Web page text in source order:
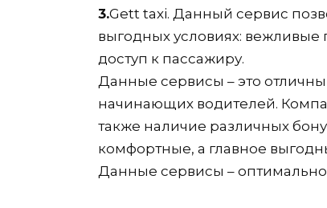
3.Gett taxi. Данный сервис
выгодных условиях: вежливые
доступ к пассажиру.
Данные сервисы – это
начинающих водителей.
также наличие различных
комфортные, а главное
Данные сервисы –